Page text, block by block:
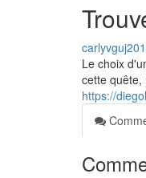
Le choix
cette quête,
https://